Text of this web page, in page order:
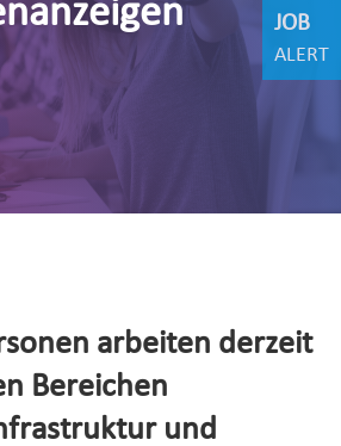
arbeiten derzeit
Bereichen
und
JOB
ALERT